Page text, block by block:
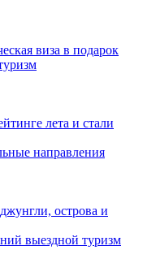
виза в подарок
лета и стали
направления
острова и
выездной туризм